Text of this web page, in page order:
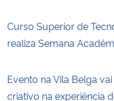
Curso Superior de
realiza Semana
Evento na Vila Belga
criativo na experiência